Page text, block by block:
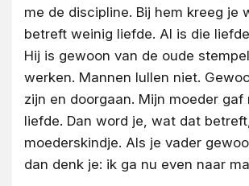
me de discipline. Bij hem kreeg je
betreft weinig liefde. Al is die
Hij is gewoon van de oude
werken. Mannen lullen niet.
zijn en doorgaan. Mijn moeder gaf
liefde. Dan word je, wat dat
moederskindje. Als je vader
dan denk je: ik ga nu even naar